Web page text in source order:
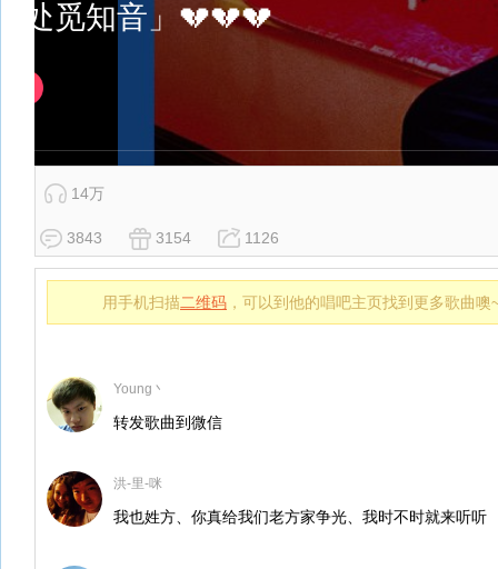
14万
3843 3154 1126
用手机扫描二维码 ，可以到他的唱吧主页找到更多歌曲噢
Young丶
转发歌曲到微信
洪-里-咪
我也姓方、你真给我们老方家争光、我时不时就来听听